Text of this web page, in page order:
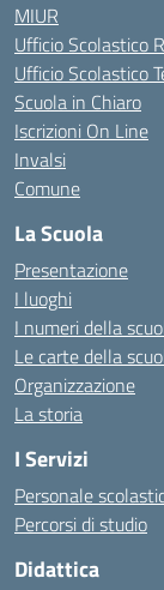
MIUR
Ufficio Scolastico
Ufficio Scolastico
Scuola in Chiaro
Iscrizioni On Line
Invalsi
Comune
La Scuola
Presentazione
I luoghi
I numeri della
Le carte della
Organizzazione
La storia
I Servizi
Personale
Percorsi di studio
Didattica